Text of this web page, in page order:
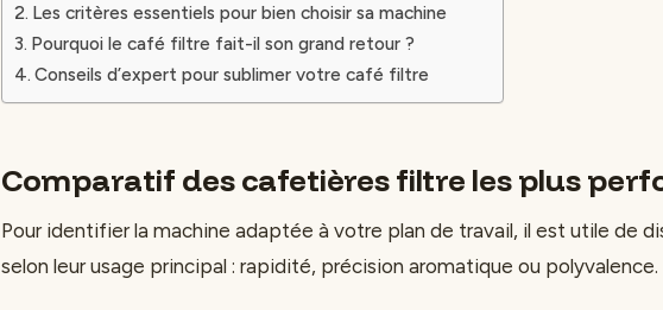
Les critères essentiels pour bien choisir sa machine
Pourquoi le café filtre fait-il son grand retour ?
Conseils d’expert pour sublimer votre café filtre
Comparatif des cafetières filtre les plus
Pour identifier la machine adaptée à votre plan de travail, il est utile de
selon leur usage principal : rapidité, précision aromatique ou polyvalence.